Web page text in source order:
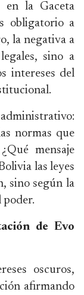
en la Gaceta
obligatorio a
la negativa a
sino a
intereses del
normas que
mensaje
las leyes
sino según la
poder.
de Evo
oscuros,
afirmando